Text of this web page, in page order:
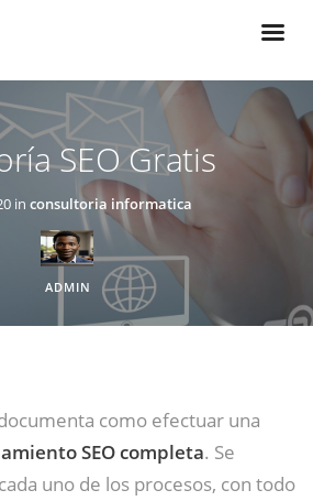
SEO Gratis
in consultoria informatica
ADMIN
como efectuar una
SEO completa. Se
uno de los procesos, con todo